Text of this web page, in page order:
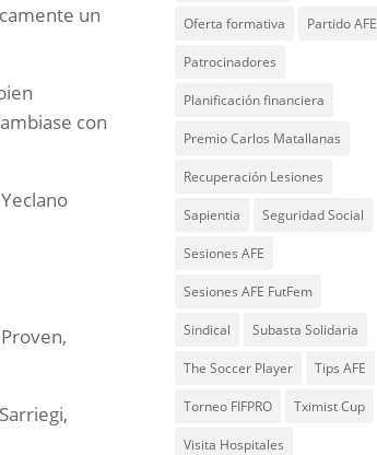
un
con
Oferta formativa Partido AFE
Patrocinadores
Planificación financiera
Premio Carlos Matallanas
Recuperación Lesiones
Sapientia Seguridad Social
Sesiones AFE
Sesiones AFE FutFem
Sindical Subasta Solidaria
The Soccer Player Tips AFE
Torneo FIFPRO Tximist Cup
Visita Hospitales